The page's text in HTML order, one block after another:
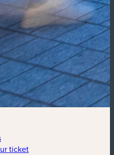
ticket